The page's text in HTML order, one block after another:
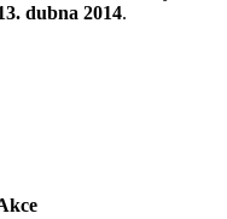
dubna 2014.